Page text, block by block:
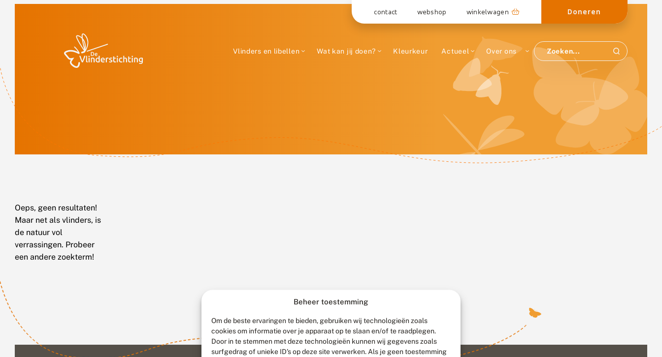
Beheer toestemming
Om de beste ervaringen te bieden, gebruiken wij technologieën zoals
cookies om informatie over je apparaat op te slaan en/of te raadplegen.
Door in te stemmen met deze technologieën kunnen wij gegevens zoals
surfgedrag of unieke ID's op deze site verwerken. Als je geen toestemming
contact webshop winkelwagen Doneren
Vlinders en libellen Wat kan jij doen? Kleurkeur Actueel Over ons
Oeps, geen resultaten!
Maar net als vlinders, is
de natuur vol
verrassingen. Probeer
een andere zoekterm!